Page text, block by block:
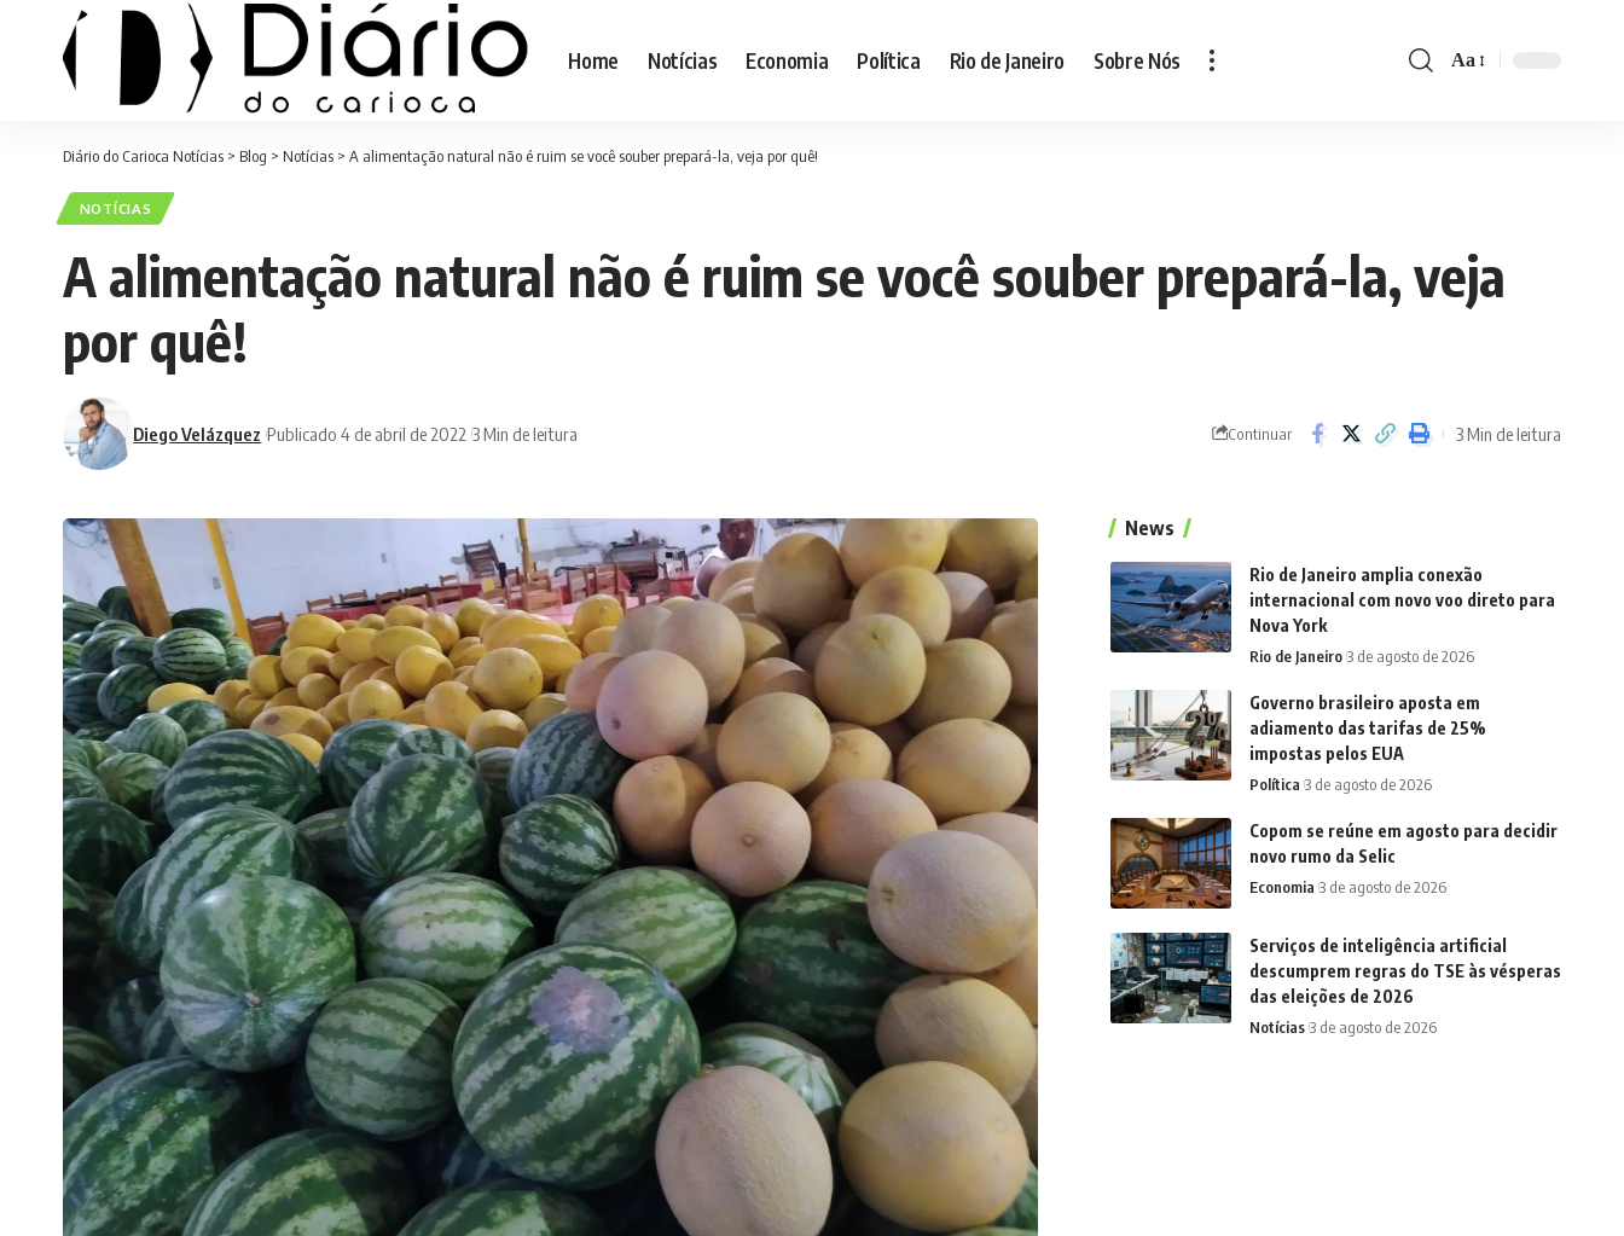
Home Notícias Economia Política Rio de Janeiro Sobre Nós
Font
Aa
Diário do Carioca Notícias > Blog > Notícias > A alimentação natural não é ruim se você souber prepará-la, veja por quê!
NOTÍCIAS
A alimentação natural não é ruim se você souber prepará-la, veja
por quê!
Diego Velázquez Publicado 4 de abril de 2022 3 Min de leitura Continuar 3 Min de leitura
News
Rio de Janeiro amplia conexão
internacional com novo voo direto para
Nova York
Rio de Janeiro 3 de agosto de 2026
Governo brasileiro aposta em
adiamento das tarifas de 25%
impostas pelos EUA
Política 3 de agosto de 2026
Copom se reúne em agosto para decidir
novo rumo da Selic
Economia 3 de agosto de 2026
Serviços de inteligência artificial
descumprem regras do TSE às vésperas
das eleições de 2026
Notícias 3 de agosto de 2026